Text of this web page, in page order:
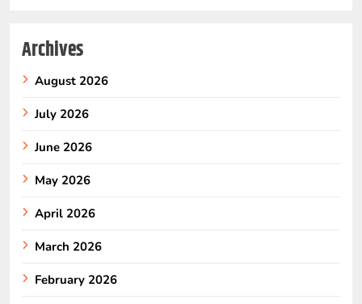
Archives
August 2026
July 2026
June 2026
May 2026
April 2026
March 2026
February 2026